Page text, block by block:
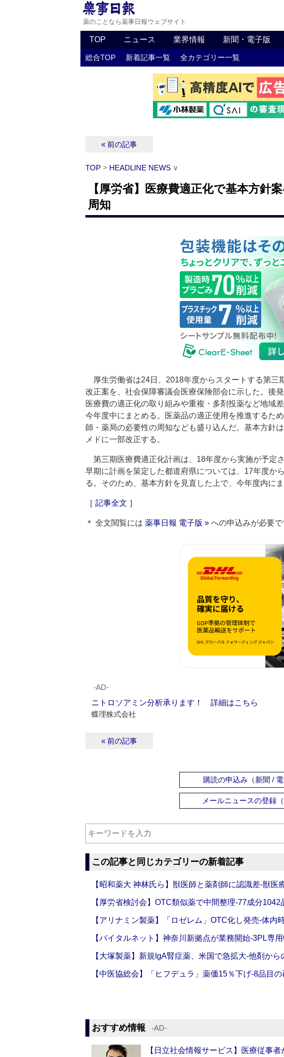
薬のことなら薬事日報ウェブサイト
TOP ニュース 業界情報 新聞・電子版
総合TOP 新着記事一覧 全カテゴリー一覧
« 前の記事
TOP > HEADLINE NEWS ∨
【厚労省】医療費適正化で基本方針
周知
厚生労働省は24日、2018年度からスタートする第三
改正案を、社会保障審議会医療保険部会に示した。後
医療費の適正化の取り組みや重複・多剤投薬など地域
今年度中にまとめる。医薬品の適正使用を推進するた
師・薬局の必要性の周知なども盛り込んだ。基本方針
メドに一部改正する。
第三期医療費適正化計画は、18年度から実施が予定
早期に計画を策定した都道府県については、17年度か
る。そのため、基本方針を見直した上で、今年度内に
［ 記事全文 ］
＊ 全文閲覧には 薬事日報 電子版 » への申込みが必要で
‐AD‐
ニトロソアミン分析承ります！ 詳細はこちら
蝶理株式会社
« 前の記事
購読の申込み（新聞 / 電
メールニュースの登録（
この記事と同じカテゴリーの新着記事
【昭和薬大 神林氏ら】獣医師と薬剤師に認識差‐獣医
【厚労省検討会】OTC類似薬で中間整理‐77成分1042
【アリナミン製薬】「ロゼレム」OTC化し発売‐体内
【バイタルネット】神奈川新拠点が業務開始‐3PL専
【大塚製薬】新規IgA腎症薬、米国で急拡大‐他剤から
【中医協総会】「ヒフデュラ」薬価15％下げ‐8品目
おすすめ情報 ‐AD‐
【日立社会情報サービス】医療従事